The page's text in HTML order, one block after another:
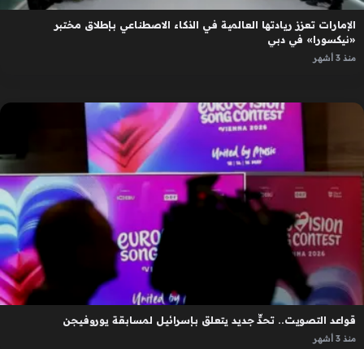
الإمارات تعزز ريادتها العالمية في الذكاء الاصطناعي بإطلاق مختبر
«نيكسورا» في دبي
منذ 3 أشهر
قواعد التصويت.. تحدٍّ جديد يتعلق بإسرائيل لمسابقة يوروفيجن
منذ 3 أشهر